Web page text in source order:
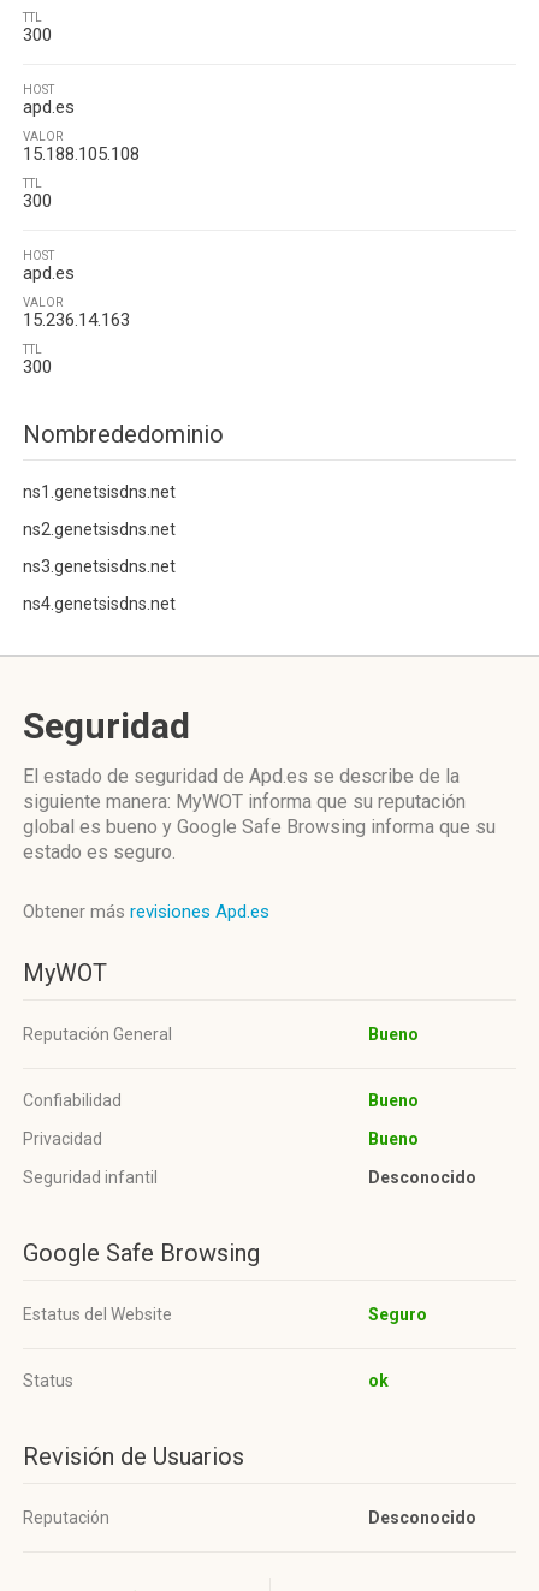
TTL
300
HOST
apd.es
VALOR
15.188.105.108
TTL
300
HOST
apd.es
VALOR
15.236.14.163
TTL
300
Nombrededominio
ns1.genetsisdns.net
ns2.genetsisdns.net
ns3.genetsisdns.net
ns4.genetsisdns.net
Seguridad
El estado de seguridad de Apd.es se describe de la
siguiente manera: MyWOT informa que su reputación
global es bueno y Google Safe Browsing informa que su
estado es seguro.
Obtener más revisiones Apd.es
MyWOT
Reputación General Bueno
Confiabilidad
Bueno
Privacidad
Bueno
Seguridad infantil
Desconocido
Google Safe Browsing
Estatus del Website Seguro
Status ok
Revisión de Usuarios
Reputación Desconocido